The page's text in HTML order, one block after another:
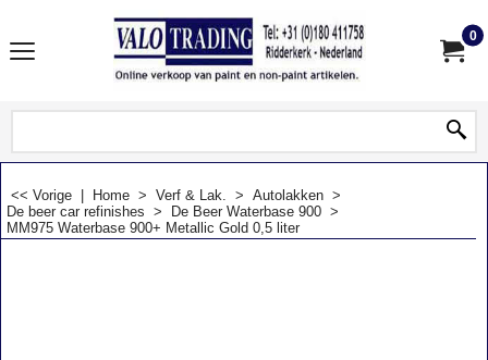
0
<< Vorige Home > Verf & Lak. > Autolakken >
De beer car refinishes > De Beer Waterbase 900 >
MM975 Waterbase 900+ Metallic Gold 0,5 liter